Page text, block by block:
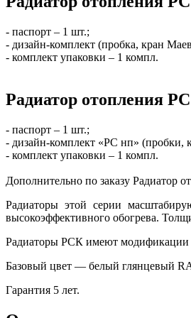
- паспорт – 1 шт.;
- дизайн-комплект (пробка, кран
- комплект упаковки – 1 компл.
Радиатор отопления
- паспорт – 1 шт.;
- дизайн-комплект «РС нп» (пробки,
- комплект упаковки – 1 компл.
Дополнительно по заказу Радиатор
Радиаторы этой серии
высокоэффективного обогрева.
Радиаторы РСК имеют модификации
Базовый цвет — белый глянцевый
Гарантия 5 лет.